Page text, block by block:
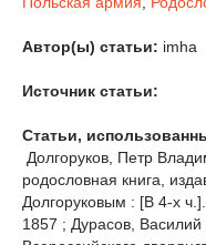
Автор(ы) статьи: imha
Источник статьи:
Статьи,
Долгоруков, Петр
родословная книга,
Долгоруковым : [В 4-х
1857 ; Дурасов,